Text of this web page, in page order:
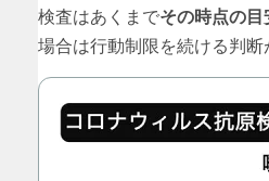
検査はあくまでその時点の目
場合は行動制限を続ける判断